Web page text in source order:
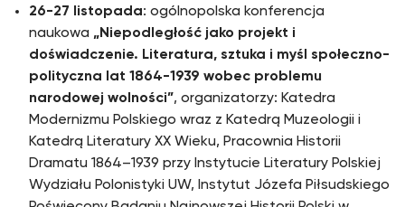
26-27 listopada: ogólnopolska konferencja
naukowa „Niepodległość jako projekt i
doświadczenie. Literatura, sztuka i myśl społeczno-
polityczna lat 1864-1939 wobec problemu
narodowej wolności”, organizatorzy: Katedra
Modernizmu Polskiego wraz z Katedrą Muzeologii i
Katedrą Literatury XX Wieku, Pracownia Historii
Dramatu 1864–1939 przy Instytucie Literatury Polskiej
Wydziału Polonistyki UW, Instytut Józefa Piłsudskiego